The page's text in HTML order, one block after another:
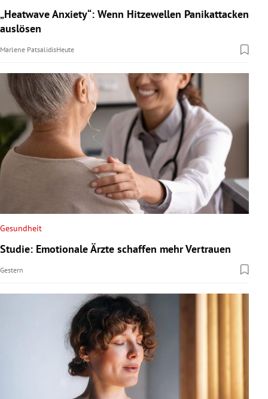
„Heatwave Anxiety“: Wenn Hitzewellen Panikattacken
auslösen
Marlene PatsalidisHeute
Gesundheit
Studie: Emotionale Ärzte schaffen mehr Vertrauen
Gestern